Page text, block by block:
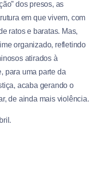
dos presos, as
em que vivem, com
ratos e baratas. Mas,
organizado, refletindo
atirados à
para uma parte da
acaba gerando o
de ainda mais violência.